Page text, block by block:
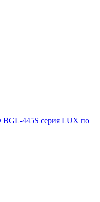
BGL-445S серия LUX по